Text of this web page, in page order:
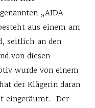
„AIDA
aus einem am
seitlich an den
von diesen
wurde von einem
der Klägerin daran
eingeräumt. Der